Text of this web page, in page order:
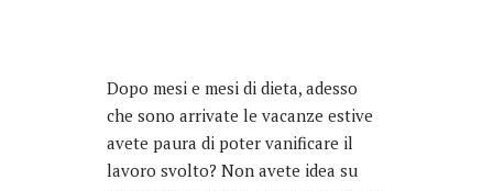
Dopo mesi e mesi di dieta, adesso
che sono arrivate le vacanze estive
avete paura di poter vanificare il
lavoro svolto? Non avete idea su